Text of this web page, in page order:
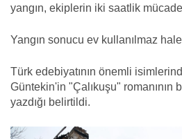
yangın, ekiplerin iki saatlik
Yangın sonucu ev kullanılmaz
Türk edebiyatının önemli
Güntekin'in "Çalıkuşu" romanının
yazdığı belirtildi.